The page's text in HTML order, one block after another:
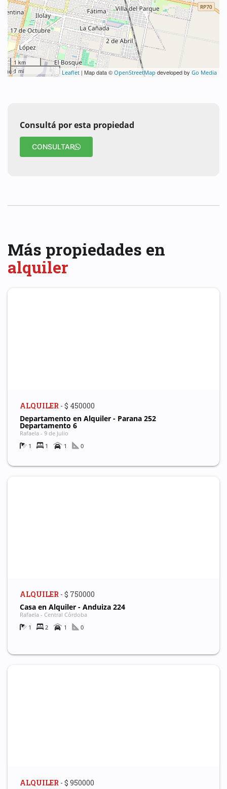
1 km
1 mi
Leaflet | Map data © OpenStreetMap developed by Go Media
Consultá por esta propiedad
CONSULTAR
Más propiedades en
alquiler
ALQUILER - $ 450000
Departamento en Alquiler - Parana 252
Departamento 6
Rafaela - 9 de Julio
1
1 1 0
ALQUILER - $ 750000
Casa en Alquiler - Anduiza 224
Rafaela - Central Córdoba
1
2 1 0
ALQUILER - $ 950000